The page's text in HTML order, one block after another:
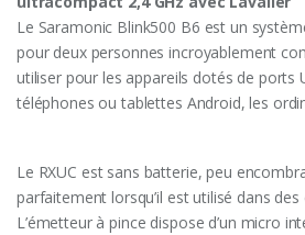
Le Saramonic Blink500 B6 est un
pour deux personnes incroyablement
utiliser pour les appareils dotés de ports
téléphones ou tablettes Android, les
Le RXUC est sans batterie, peu
parfaitement lorsqu’il est utilisé dans
L’émetteur à pince dispose d’un micro